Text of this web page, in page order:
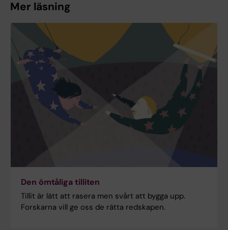
Mer läsning
Den ömtåliga tilliten
Tillit är lätt att rasera men svårt att bygga upp.
Forskarna vill ge oss de rätta redskapen.